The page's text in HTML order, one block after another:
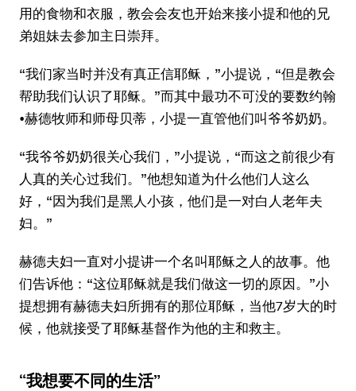
用的食物和衣服，教会会友也开始来接小提和他的兄
弟姐妹去参加主日崇拜。
“我们家当时并没有真正信耶稣，”小提说，“但是教会
帮助我们认识了耶稣。”而其中最功不可没的要数约翰
•赫德牧师和师母贝蒂，小提一直管他们叫爷爷奶奶。
“我爷爷奶奶很关心我们，”小提说，“而这之前很少有
人真的关心过我们。”他想知道为什么他们人这么
好，“因为我们是黑人小孩，他们是一对白人老年夫
妇。”
赫德夫妇一直对小提讲一个名叫耶稣之人的故事。他
们告诉他：“这位耶稣就是我们做这一切的原因。”小
提想拥有赫德夫妇所拥有的那位耶稣，当他7岁大的时
候，他就接受了耶稣基督作为他的主和救主。
“我想要不同的生活”